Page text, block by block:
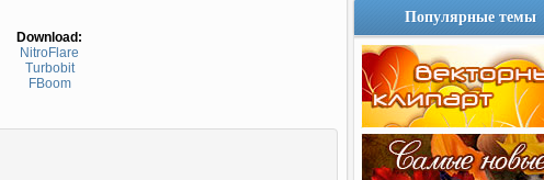
Download:
NitroFlare
Turbobit
FBoom
Популярные темы